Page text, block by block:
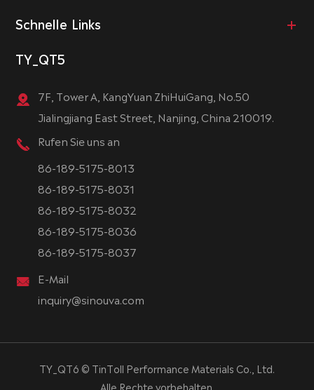
Schnelle Links
TY_QT5
7F, Tower A, KangYuan ZhiHuiGang, No.50
Jialingjiang East Street, Nanjing, China 210019.
Rufen Sie uns an
86-189-5175-8013
86-189-5175-8031
86-189-5175-8032
86-189-5175-8036
86-189-5175-8037
E-Mail
inquiry@sinouva.com
TY_QT6 © TinToll Performance Materials Co., Ltd.
Alle Rechte vorbehalten.